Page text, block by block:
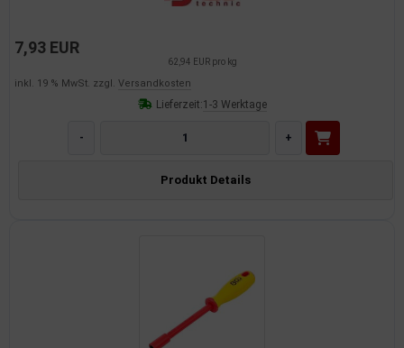
7,93 EUR
62,94 EUR pro kg
inkl. 19 % MwSt. zzgl. Versandkosten
Lieferzeit:1-3 Werktage
- +
Produkt Details